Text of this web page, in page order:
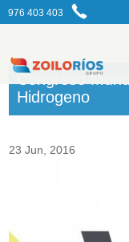
976 403 403
Congreso
Hidrogeno
23 Jun, 2016